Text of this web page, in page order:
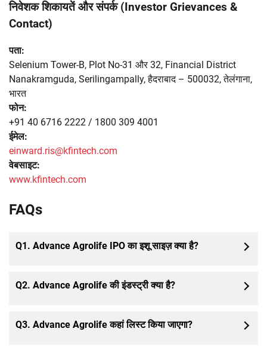
निवेशक शिकायतें और संपर्क (Investor Grievances &
Contact)
पता:
Selenium Tower-B, Plot No-31 और 32, Financial District
Nanakramguda, Serilingampally, हैदराबाद – 500032, तेलंगाना,
भारत
फोन:
+91 40 6716 2222 / 1800 309 4001
ईमेल:
einward.ris@kfintech.com
वेबसाइट:
www.kfintech.com
FAQs
Q1. Advance Agrolife IPO का इशू साइज़ क्या है?
Q2. Advance Agrolife की इंडस्ट्री क्या है?
Q3. Advance Agrolife कहां लिस्ट किया जाएगा?